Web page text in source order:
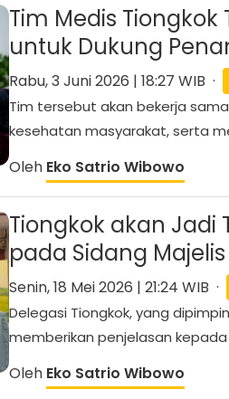
Tim Medis
untuk Dukung
Rabu, 3 Juni 2026 | 18:27 WIB ·
Tim tersebut akan bekerja
kesehatan masyarakat, serta
Oleh Eko Satrio Wibowo
Tiongkok akan Jadi
pada Sidang
Senin, 18 Mei 2026 | 21:24 WIB ·
Delegasi Tiongkok, yang
memberikan penjelasan
Oleh Eko Satrio Wibowo